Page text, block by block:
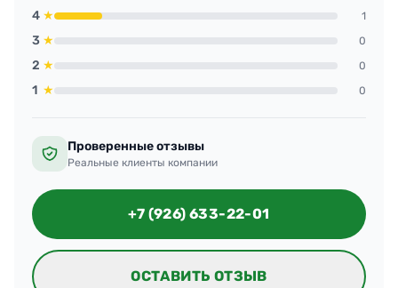
4 ★ 1
3 ★ 0
2 ★ 0
1 ★ 0
Проверенные отзывы
Реальные клиенты компании
+7 (926) 633-22-01
ОСТАВИТЬ ОТЗЫВ